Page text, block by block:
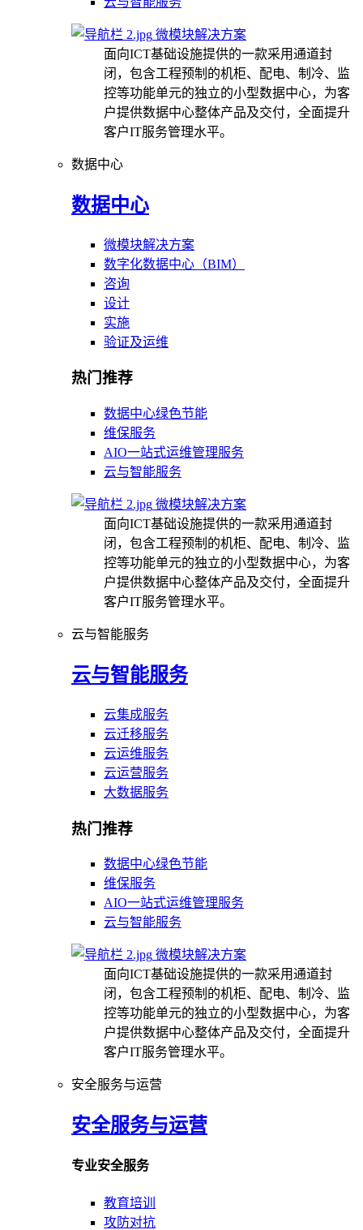
微模块解决方案
面向ICT基础设施提供的一款采用通道封
闭，包含工程预制的机柜、配电、制冷、监
控等功能单元的独立的小型数据中心，为客
户提供数据中心整体产品及交付，全面提升
客户IT服务管理水平。
数据中心
数据中心
微模块解决方案
数字化数据中心（BIM）
咨询
设计
实施
验证及运维
热门推荐
数据中心绿色节能
维保服务
AIO一站式运维管理服务
云与智能服务
微模块解决方案
面向ICT基础设施提供的一款采用通道封
闭，包含工程预制的机柜、配电、制冷、监
控等功能单元的独立的小型数据中心，为客
户提供数据中心整体产品及交付，全面提升
客户IT服务管理水平。
云与智能服务
云与智能服务
云集成服务
云迁移服务
云运维服务
云运营服务
大数据服务
热门推荐
数据中心绿色节能
维保服务
AIO一站式运维管理服务
云与智能服务
微模块解决方案
面向ICT基础设施提供的一款采用通道封
闭，包含工程预制的机柜、配电、制冷、监
控等功能单元的独立的小型数据中心，为客
户提供数据中心整体产品及交付，全面提升
客户IT服务管理水平。
安全服务与运营
安全服务与运营
专业安全服务
教育培训
攻防对抗